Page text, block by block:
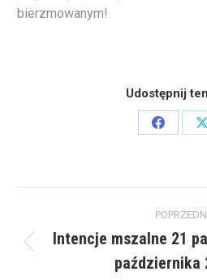
bierzmowanym!
Udostępnij
Share
navigation
Intencje mszalne 21
października